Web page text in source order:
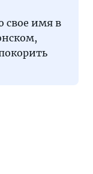
свое имя в